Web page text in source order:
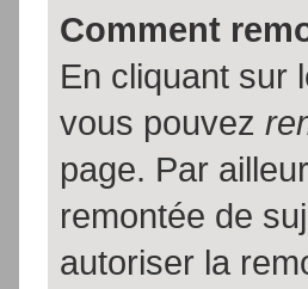
Comment
En cliquant sur
vous pouvez
page. Par
remontée de
autoriser la